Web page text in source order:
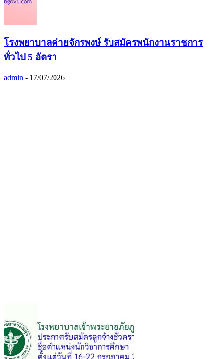
โรงพยาบาลค่ายจักรพงษ์ รับสมัครพนักงานราชการ
ทั่วไป 5 อัตรา
admin - 17/07/2026